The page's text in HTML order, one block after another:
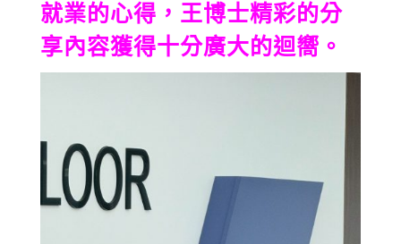
就業的心得，王博士精彩的分
享內容獲得十分廣大的迴嚮。